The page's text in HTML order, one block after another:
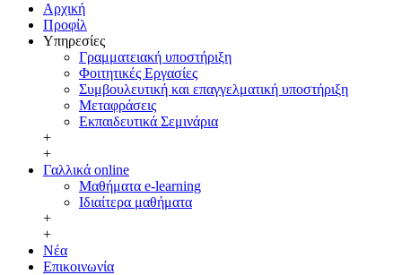
Αρχική
Προφίλ
Υπηρεσίες
Γραμματειακή υποστήριξη
Φοιτητικές Εργασίες
Συμβουλευτική και επαγγελματική υποστήριξη
Μεταφράσεις
Εκπαιδευτικά Σεμινάρια
+
+
Γαλλικά online
Μαθήματα e-learning
Ιδιαίτερα μαθήματα
+
+
Νέα
Επικοινωνία